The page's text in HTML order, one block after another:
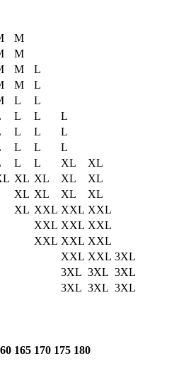
M
M
M
L
M
L
L
L
L L
L
L L
L
L L
L
L L XL
XL
XL XL XL
XL
XL XL XL
XL
XL XXL XXL XXL
XXL XXL XXL
XXL XXL XXL
XXL XXL 3XL
3XL 3XL 3XL
3XL 3XL 3XL
165 170 175 180